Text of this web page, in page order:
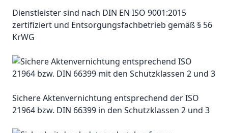
Dienstleister sind nach DIN EN ISO 9001:2015
zertifiziert und Entsorgungsfachbetrieb gemäß § 56
KrWG
Sichere Aktenvernichtung entsprechend der ISO
21964 bzw. DIN 66399 in den Schutzklassen 2 und 3